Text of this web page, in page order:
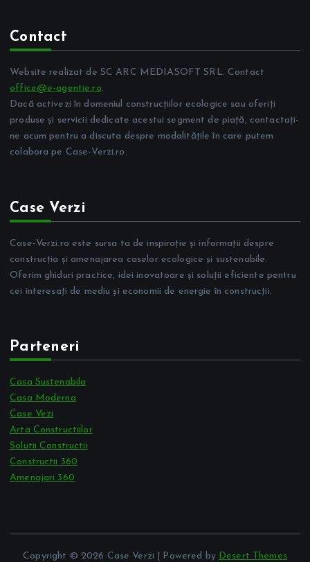
Contact
Website realizat de SC ARC MEDIASOFT SRL. Contact
office@e-agentie.ro.
Dacă activezi în domeniul construcțiilor ecologice sau oferiți
produse și servicii dedicate acestui segment de piață, contactați-
ne acum pentru a discuta despre modalitățile în care putem
colabora pe Case-Verzi.ro.
Case Verzi
Case-Verzi.ro este sursa ta de inspirație și informații despre
construcția și amenajarea caselor ecologice și sustenabile.
Oferim ghiduri practice, idei inovatoare și soluții eficiente pentru
cei interesați de mediu și economii de energie în construcții.
Parteneri
Casa Sustenabila
Casa Moderna
Case Vezi
Arta Constructiilor
Solutii Constructii
Constructii 360
Amenajari 360
Copyright © 2026 Case Verzi | Powered by Desert Themes